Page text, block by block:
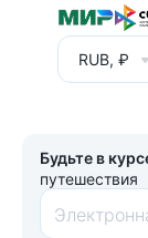
RUB, ₽
Будьте в
путешествия